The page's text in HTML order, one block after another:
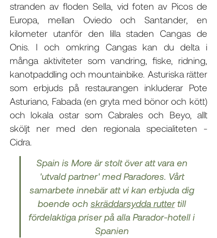
stranden av floden Sella, vid foten av Picos de
Europa, mellan Oviedo och Santander, en
kilometer utanför den lilla staden Cangas de
Onis. I och omkring Cangas kan du delta i
många aktiviteter som vandring, fiske, ridning,
kanotpaddling och mountainbike. Asturiska rätter
som erbjuds på restaurangen inkluderar Pote
Asturiano, Fabada (en gryta med bönor och kött)
och lokala ostar som Cabrales och Beyo, allt
sköljt ner med den regionala specialiteten -
Cidra.
Spain is More är stolt över att vara en
'utvald partner' med Paradores. Vårt
samarbete innebär att vi kan erbjuda dig
boende och skräddarsydda ruttertill
fördelaktiga priser på alla Parador-hotell i
Spanien